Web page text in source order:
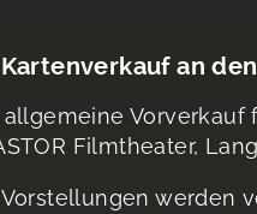
an
allgemeine Vorverkauf
Filmtheater,
werden